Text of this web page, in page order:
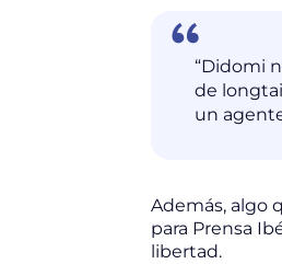
“Didomi
de
un
Además, algo
para Prensa
libertad.